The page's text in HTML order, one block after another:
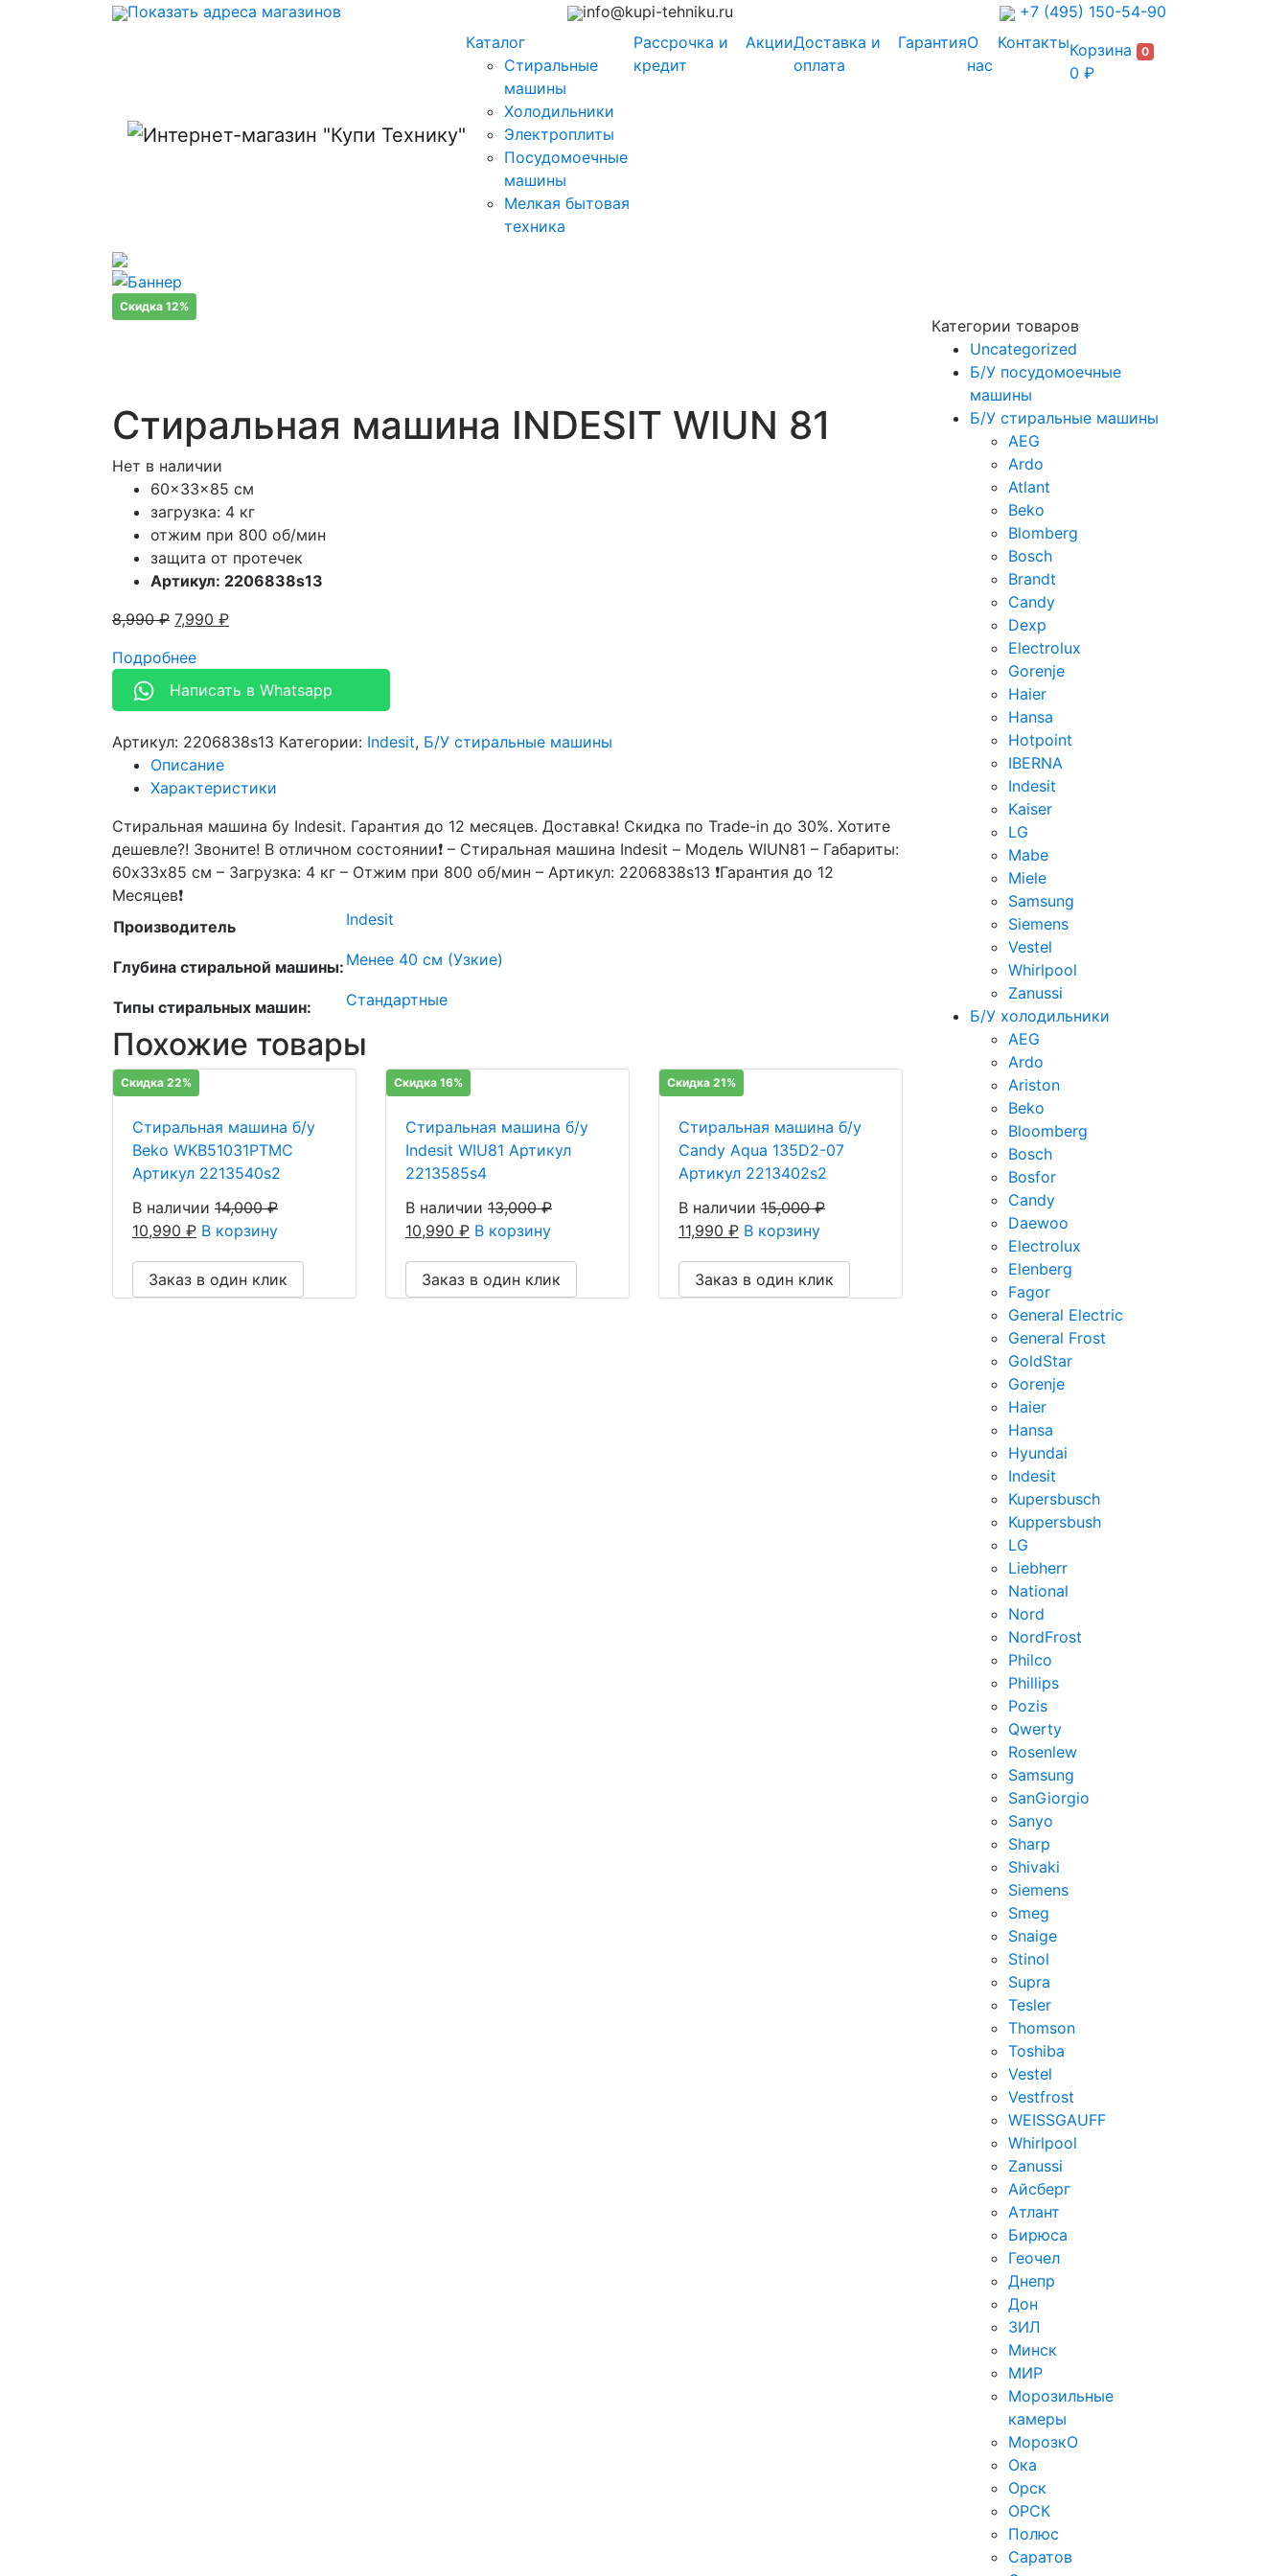
Показать адреса магазинов info@kupi-tehniku.ru
+7 (495) 150-54-90
Каталог
Стиральные
машины
Холодильники
Электроплиты
Посудомоечные
машины
Мелкая бытовая
техника
Рассрочка и
кредит
АкцииДоставка и
оплата
ГарантияО
нас
КонтактыКорзина 0
0 ₽
Скидка 12%
Стиральная машина INDESIT WIUN 81
Нет в наличии
60x33x85 см
загрузка: 4 кг
отжим при 800 об/мин
защита от протечек
Артикул: 2206838s13
8,990₽ 7,990 ₽
Подробнее
Написать в Whatsapp
Артикул: 2206838s13 Категории: Indesit, Б/У стиральные машины
Описание
Характеристики
Стиральная машина бу Indesit. Гарантия до 12 месяцев. Доставка! Скидка по Trade-in до 30%. Хотите
дешевле?! Звоните! В отличном состоянии❗ – Стиральная машина Indesit – Модель WIUN81 – Габариты:
60х33х85 см – Загрузка: 4 кг – Отжим при 800 об/мин – Артикул: 2206838s13 ❗Гарантия до 12
Месяцев❗
Производитель
Indesit
Глубина стиральной машины: Менее 40 см (Узкие)
Типы стиральных машин: Стандартные
Похожие товары
Скидка 22%
Стиральная машина б/у
Beko WKB51031PTMC
Артикул 2213540s2
В наличии 14,000₽
10,990 ₽ В корзину
Заказ в один клик
Скидка 16%
Стиральная машина б/у
Indesit WIU81 Артикул
2213585s4
В наличии 13,000₽
10,990 ₽ В корзину
Заказ в один клик
Скидка 21%
Стиральная машина б/у
Candy Aqua 135D2-07
Артикул 2213402s2
В наличии 15,000₽
11,990 ₽ В корзину
Заказ в один клик
Категории товаров
Uncategorized
Б/У посудомоечные
машины
Б/У стиральные машины
AEG
Ardo
Atlant
Beko
Blomberg
Bosch
Brandt
Candy
Dexp
Electrolux
Gorenje
Haier
Hansa
Hotpoint
IBERNA
Indesit
Kaiser
LG
Mabe
Miele
Samsung
Siemens
Vestel
Whirlpool
Zanussi
Б/У холодильники
AEG
Ardo
Ariston
Beko
Bloomberg
Bosch
Bosfor
Candy
Daewoo
Electrolux
Elenberg
Fagor
General Electric
General Frost
GoldStar
Gorenje
Haier
Hansa
Hyundai
Indesit
Kupersbusch
Kuppersbush
LG
Liebherr
National
Nord
NordFrost
Philco
Phillips
Pozis
Qwerty
Rosenlew
Samsung
SanGiorgio
Sanyo
Sharp
Shivaki
Siemens
Smeg
Snaige
Stinol
Supra
Tesler
Thomson
Toshiba
Vestel
Vestfrost
WEISSGAUFF
Whirlpool
Zanussi
Айсберг
Атлант
Бирюса
Геочел
Днепр
Дон
ЗИЛ
Минск
МИР
Морозильные
камеры
МорозкО
Ока
Орск
ОРСК
Полюс
Саратов